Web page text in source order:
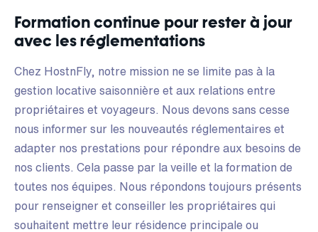
Formation continue pour rester à jour
avec les réglementations
Chez HostnFly, notre mission ne se limite pas à la
gestion locative saisonnière et aux relations entre
propriétaires et voyageurs. Nous devons sans cesse
nous informer sur les nouveautés réglementaires et
adapter nos prestations pour répondre aux besoins de
nos clients. Cela passe par la veille et la formation de
toutes nos équipes. Nous répondons toujours présents
pour renseigner et conseiller les propriétaires qui
souhaitent mettre leur résidence principale ou